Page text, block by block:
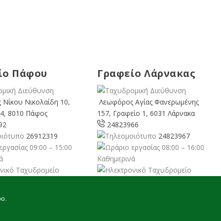
Πάφου
Νικολαίδη 10,
8010 Πάφος
26912319
09:00 – 15:00
Γραφείο Λάρνακας
Λεωφόρος Αγίας Φανερωμένης
157, Γραφείο 1, 6031 Λάρνακα
24823966
24823967
08:00 – 16:00
Καθημερινά